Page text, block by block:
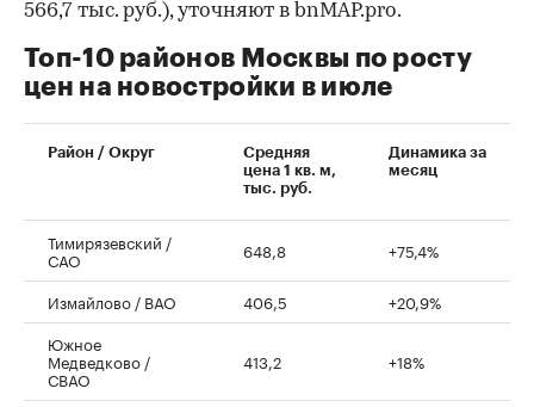
00:00 / 00:00
566,7 тыс. руб.), уточняют в bnMAP.pro.
Топ-10 районов Москвы по росту
цен на новостройки в июле
Район / Округ
Средняя
цена 1 кв. м,
тыс. руб.
Динамика за
месяц
Тимирязевский /
САО 648,8 +75,4%
Измайлово / ВАО 406,5
+20,9%
Южное
Медведково /
СВАО
413,2 +18%